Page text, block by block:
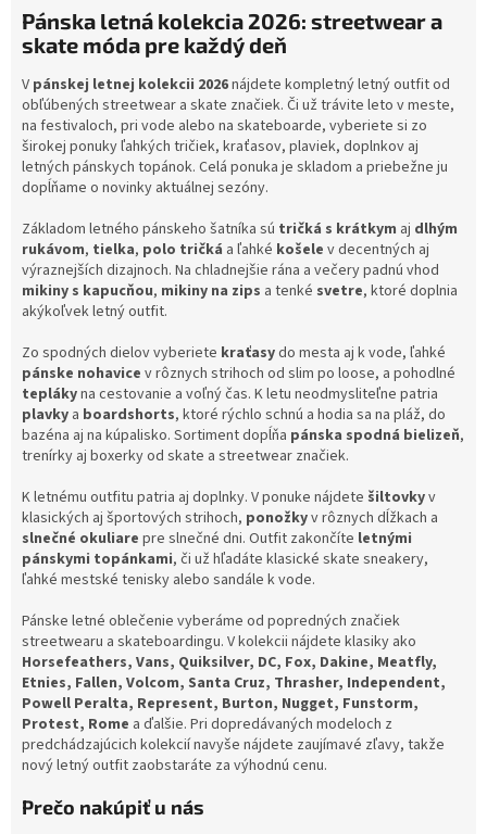
a
c
i
e
p
r
v
k
y
v
ý
p
i
s
u
v
a
n
e
Pánska letná kolekcia 2026: streetwear a
skate móda pre každý deň
V pánskej letnej kolekcii 2026nájdete kompletný letný outfit od
obľúbených streetwear a skate značiek. Či už trávite leto v meste,
na festivaloch, pri vode alebo na skateboarde, vyberiete si zo
širokej ponuky ľahkých tričiek, kraťasov, plaviek, doplnkov aj
letných pánskych topánok. Celá ponuka je skladom a priebežne ju
dopĺňame o novinky aktuálnej sezóny.
Základom letného pánskeho šatníka sú tričká s krátkym aj dlhým
rukávom, tielka, polo tričká a ľahké košele v decentných aj
výraznejších dizajnoch. Na chladnejšie rána a večery padnú vhod
mikiny s kapucňou, mikiny na zips a tenké svetre, ktoré doplnia
akýkoľvek letný outfit.
Zo spodných dielov vyberiete kraťasydo mesta aj k vode, ľahké
pánske nohavice v rôznych strihoch od slim po loose, a pohodlné
teplákyna cestovanie a voľný čas. K letu neodmysliteľne patria
plavky a boardshorts, ktoré rýchlo schnú a hodia sa na pláž, do
bazéna aj na kúpalisko. Sortiment dopĺňa pánska spodná bielizeň,
trenírky aj boxerky od skate a streetwear značiek.
K letnému outfitu patria aj doplnky. V ponuke nájdete šiltovkyv
klasických aj športových strihoch, ponožkyv rôznych dĺžkach a
slnečné okuliare pre slnečné dni. Outfit zakončíte letnými
pánskymi topánkami, či už hľadáte klasické skate sneakery,
ľahké mestské tenisky alebo sandále k vode.
Pánske letné oblečenie vyberáme od popredných značiek
streetwearu a skateboardingu. V kolekcii nájdete klasiky ako
Horsefeathers, Vans, Quiksilver, DC, Fox, Dakine, Meatfly,
Etnies, Fallen, Volcom, Santa Cruz, Thrasher, Independent,
Powell Peralta, Represent, Burton, Nugget, Funstorm,
Protest, Rome a ďalšie. Pri dopredávaných modeloch z
predchádzajúcich kolekcií navyše nájdete zaujímavé zľavy, takže
nový letný outfit zaobstaráte za výhodnú cenu.
Prečo nakúpiť u nás